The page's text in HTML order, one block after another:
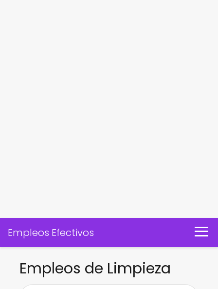
Empleos Efectivos
Empleos de Limpieza